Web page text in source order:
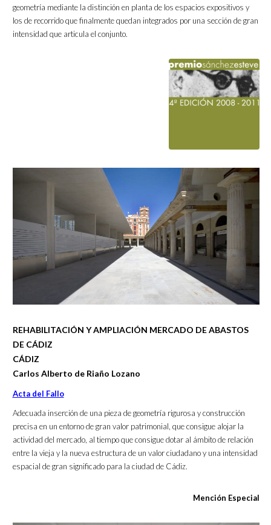
geometría mediante la distinción en planta de los espacios expositivos y
los de recorrido que finalmente quedan integrados por una sección de gran
intensidad que articula el conjunto.
REHABILITACIÓN Y AMPLIACIÓN MERCADO DE ABASTOS
DE CÁDIZ
CÁDIZ
Carlos Alberto de Riaño Lozano
Acta del Fallo
Adecuada inserción de una pieza de geometría rigurosa y construcción
precisa en un entorno de gran valor patrimonial, que consigue alojar la
actividad del mercado, al tiempo que consigue dotar al ámbito de relación
entre la vieja y la nueva estructura de un valor ciudadano y una intensidad
espacial de gran significado para la ciudad de Cádiz.
Mención Especial